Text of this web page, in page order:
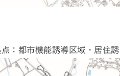
：都市機能誘導区域・居住